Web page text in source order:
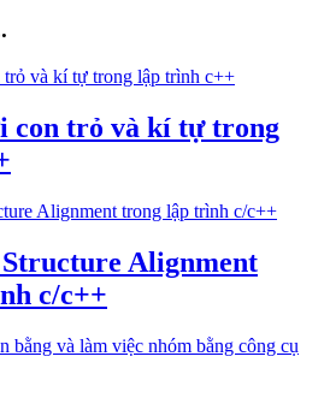
con trỏ và kí tự trong
Alignment
c/c++